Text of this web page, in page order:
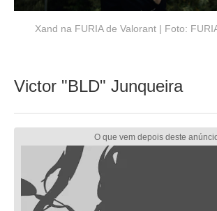
Xand na FURIA de Valorant | Foto:
Victor "BLD" Junqueira